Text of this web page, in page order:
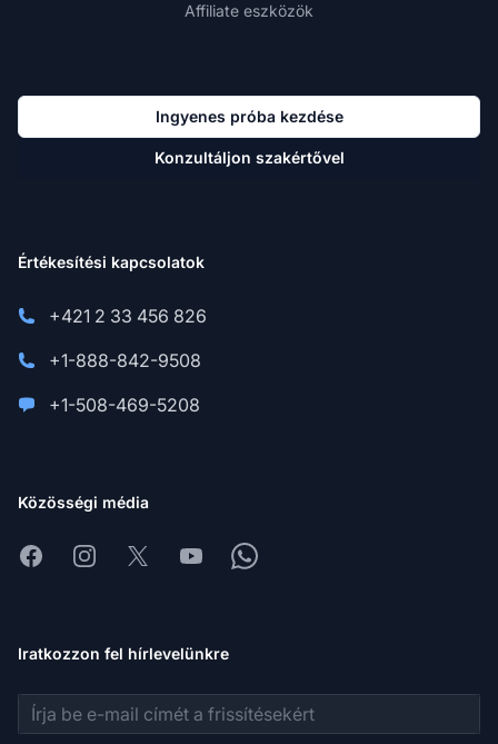
Affiliate eszközök
Ingyenes próba kezdése
Konzultáljon szakértővel
Értékesítési kapcsolatok
+421 2 33 456 826
+1-888-842-9508
+1-508-469-5208
Közösségi média
FacebookInstagram
X YoutubeWhatsapp
Iratkozzon fel hírlevelünkre
E-mail cím